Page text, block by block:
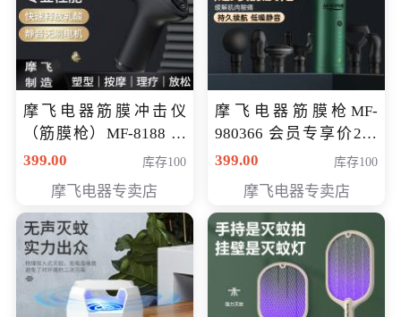
摩飞电器筋膜冲击仪
（筋膜枪）MF-8188 会
员专享价268元
399.00 库存100
摩飞电器专卖店
摩飞电器筋膜枪MF-
980366 会员专享价299
元
399.00 库存100
摩飞电器专卖店